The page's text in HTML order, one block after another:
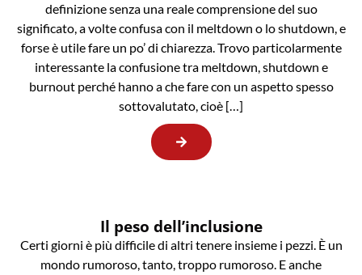
definizione senza una reale comprensione del suo
significato, a volte confusa con il meltdown o lo shutdown, e
forse è utile fare un po’ di chiarezza. Trovo particolarmente
interessante la confusione tra meltdown, shutdown e
burnout perché hanno a che fare con un aspetto spesso
sottovalutato, cioè […]
Il peso dell’inclusione
Certi giorni è più difficile di altri tenere insieme i pezzi. È un
mondo rumoroso, tanto, troppo rumoroso. E anche